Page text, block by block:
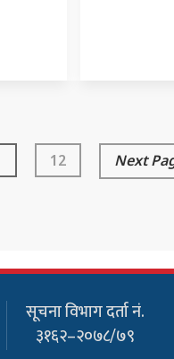
12 Next
सूचना विभाग दर्ता नं.
३१६२–२०७८/७९